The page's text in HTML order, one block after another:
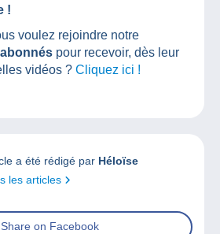
!
voulez rejoindre notre
pour recevoir, dès leur
vidéos ? Cliquez ici !
a été rédigé par Héloïse
les articles
Share on Facebook